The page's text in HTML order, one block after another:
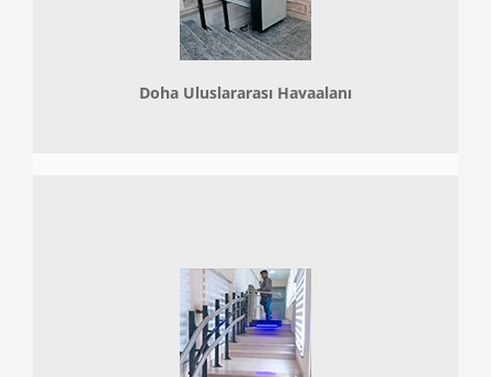
Doha Uluslararası Havaalanı